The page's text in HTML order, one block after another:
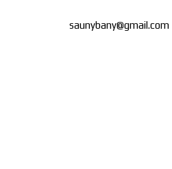
saunybany@gmail.com